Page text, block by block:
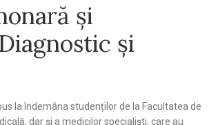
și
și
la îndemâna studenților de la Facultatea de
dar și a medicilor specialiști, care au